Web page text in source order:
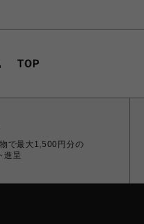
で最大1,500円分の
進呈